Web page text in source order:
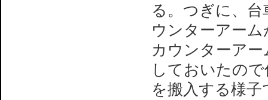
る。つぎに、
ウンターアー
カウンターア
しておいたの
を搬入する様